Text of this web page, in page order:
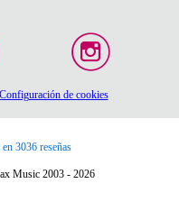
Configuración de cookies
3036 reseñas
Music 2003 - 2026